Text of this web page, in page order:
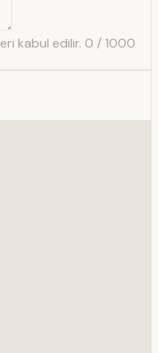
kabul edilir. 0 / 1000